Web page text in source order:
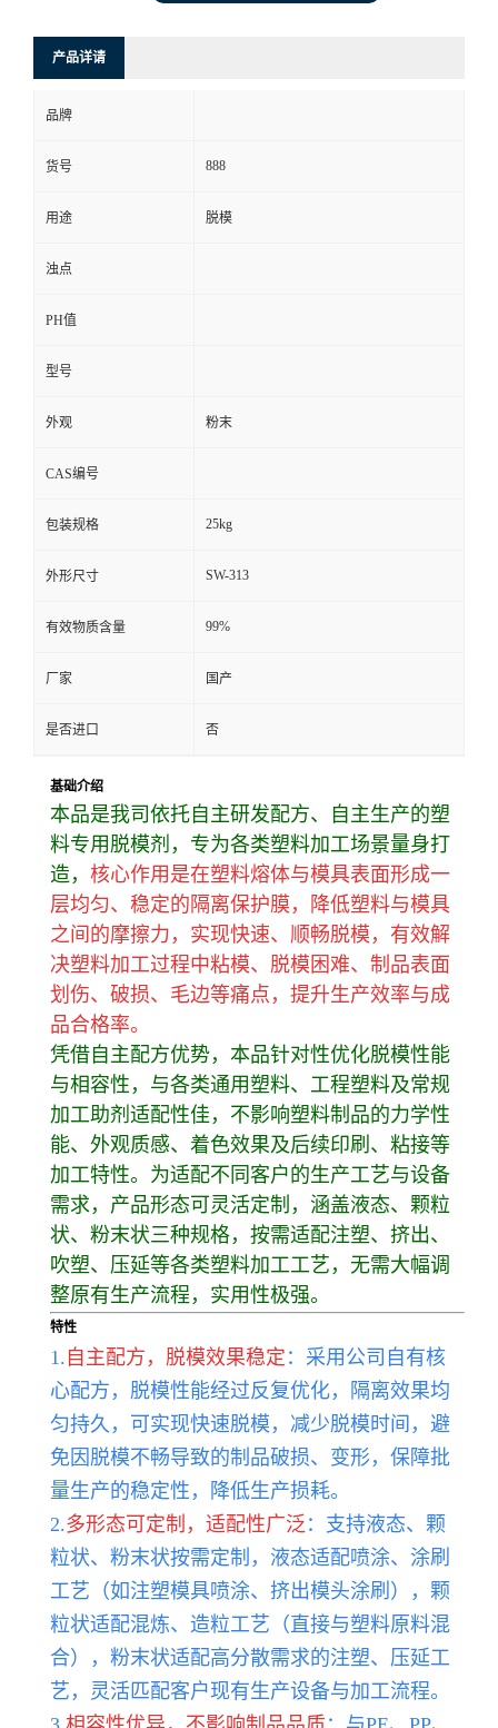
产品详请
品牌
货号 888
用途 脱模
浊点
PH值
型号
外观 粉末
CAS编号
包装规格 25kg
外形尺寸 SW-313
有效物质含量 99%
厂家 国产
是否进口 否
基础介绍
本品是我司依托自主研发配方、自主生产的塑
料专用脱模剂，专为各类塑料加工场景量身打
造， 核心作用是在塑料熔体与模具表面形成一
层均匀、稳定的隔离保护膜，降低塑料与模具
之间的摩擦力，实现快速、顺畅脱模，有效解
决塑料加工过程中粘模、脱模困难、制品表面
划伤、破损、毛边等痛点，提升生产效率与成
品合格率。
凭借自主配方优势，本品针对性优化脱模性能
与相容性，与各类通用塑料、工程塑料及常规
加工助剂适配性佳，不影响塑料制品的力学性
能、外观质感、着色效果及后续印刷、粘接等
加工特性。为适配不同客户的生产工艺与设备
需求，产品形态可灵活定制，涵盖液态、颗粒
状、粉末状三种规格，按需适配注塑、挤出、
吹塑、压延等各类塑料加工工艺，无需大幅调
整原有生产流程，实用性极强。
特性
1. 自主配方，脱模效果稳定 ：采用公司自有核
心配方，脱模性能经过反复优化，隔离效果均
匀持久，可实现快速脱模，减少脱模时间，避
免因脱模不畅导致的制品破损、变形，保障批
量生产的稳定性，降低生产损耗。
2.多形态可定制，适配性广泛 ：支持液态、颗
粒状、粉末状按需定制，液态适配喷涂、涂刷
工艺（如注塑模具喷涂、挤出模头涂刷），颗
粒状适配混炼、造粒工艺（直接与塑料原料混
合），粉末状适配高分散需求的注塑、压延工
艺，灵活匹配客户现有生产设备与加工流程。